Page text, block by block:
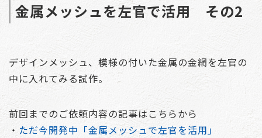
金属メッシュを左官で活用 その2
デザインメッシュ、模様の付いた金属の金網を左官の
中に入れてみる試作。
前回までのご依頼内容の記事はこちらから
・ ただ今開発中「金属メッシュで左官を活用」